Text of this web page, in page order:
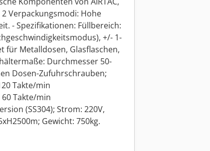
Verpackungsmodi: Hohe
- Spezifikationen: Füllbereich:
+/- 1-
für Metalldosen, Glasflaschen,
Durchmesser 50-
Dosen-Zufuhrschrauben;
Takte/min
Takte/min
(SS304); Strom: 220V,
Gewicht: 750kg.